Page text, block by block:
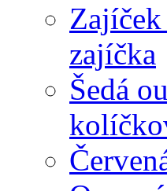
zajíčka
Šedá